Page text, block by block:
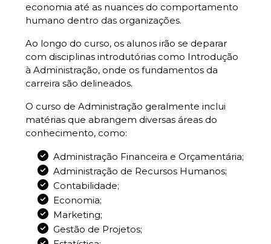
economia até as nuances do comportamento
humano dentro das organizações.
Ao longo do curso, os alunos irão se deparar
com disciplinas introdutórias como Introdução
à Administração, onde os fundamentos da
carreira são delineados.
O curso de Administração geralmente inclui
matérias que abrangem diversas áreas do
conhecimento, como:
Administração Financeira e Orçamentária;
Administração de Recursos Humanos;
Contabilidade;
Economia;
Marketing;
Gestão de Projetos;